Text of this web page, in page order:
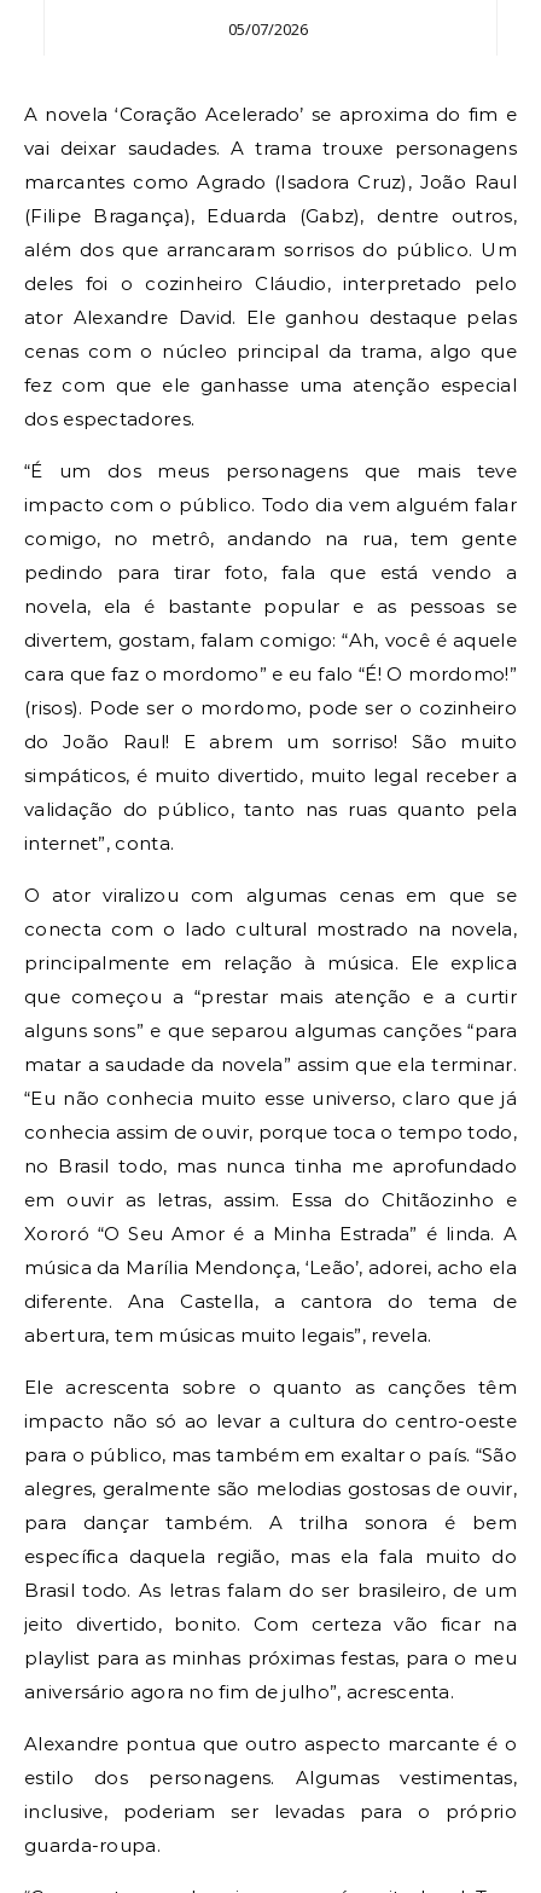
05/07/2026
A novela ‘Coração Acelerado’ se aproxima do fim e
vai deixar saudades. A trama trouxe personagens
marcantes como Agrado (Isadora Cruz), João Raul
(Filipe Bragança), Eduarda (Gabz), dentre outros,
além dos que arrancaram sorrisos do público. Um
deles foi o cozinheiro Cláudio, interpretado pelo
ator Alexandre David. Ele ganhou destaque pelas
cenas com o núcleo principal da trama, algo que
fez com que ele ganhasse uma atenção especial
dos espectadores.
“É um dos meus personagens que mais teve
impacto com o público. Todo dia vem alguém falar
comigo, no metrô, andando na rua, tem gente
pedindo para tirar foto, fala que está vendo a
novela, ela é bastante popular e as pessoas se
divertem, gostam, falam comigo: “Ah, você é aquele
cara que faz o mordomo” e eu falo “É! O mordomo!”
(risos). Pode ser o mordomo, pode ser o cozinheiro
do João Raul! E abrem um sorriso! São muito
simpáticos, é muito divertido, muito legal receber a
validação do público, tanto nas ruas quanto pela
internet”, conta.
O ator viralizou com algumas cenas em que se
conecta com o lado cultural mostrado na novela,
principalmente em relação à música. Ele explica
que começou a “prestar mais atenção e a curtir
alguns sons” e que separou algumas canções “para
matar a saudade da novela” assim que ela terminar.
“Eu não conhecia muito esse universo, claro que já
conhecia assim de ouvir, porque toca o tempo todo,
no Brasil todo, mas nunca tinha me aprofundado
em ouvir as letras, assim. Essa do Chitãozinho e
Xororó “O Seu Amor é a Minha Estrada” é linda. A
música da Marília Mendonça, ‘Leão’, adorei, acho ela
diferente. Ana Castella, a cantora do tema de
abertura, tem músicas muito legais”, revela.
Ele acrescenta sobre o quanto as canções têm
impacto não só ao levar a cultura do centro-oeste
para o público, mas também em exaltar o país. “São
alegres, geralmente são melodias gostosas de ouvir,
para dançar também. A trilha sonora é bem
específica daquela região, mas ela fala muito do
Brasil todo. As letras falam do ser brasileiro, de um
jeito divertido, bonito. Com certeza vão ficar na
playlist para as minhas próximas festas, para o meu
aniversário agora no fim de julho”, acrescenta.
Alexandre pontua que outro aspecto marcante é o
estilo dos personagens. Algumas vestimentas,
inclusive, poderiam ser levadas para o próprio
guarda-roupa.